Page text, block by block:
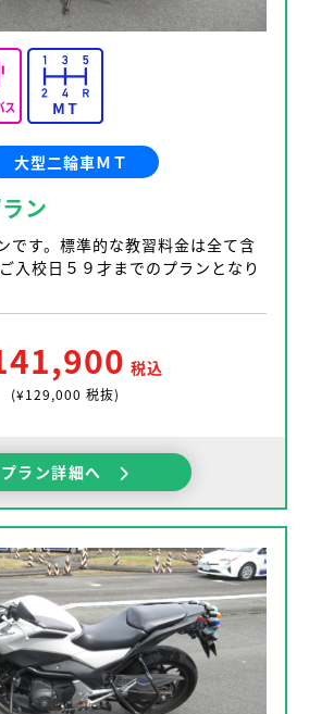
大型二輪車ＭＴ
ン
です。標準的な教習料金は全て含
入校日５９才までのプランとなり
税込
(¥129,000 税抜)
プラン詳細へ